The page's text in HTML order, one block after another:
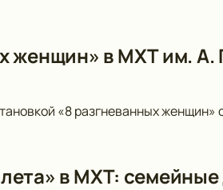
женщин» в МХТ им. А.
«8 разгневанных
в МХТ: